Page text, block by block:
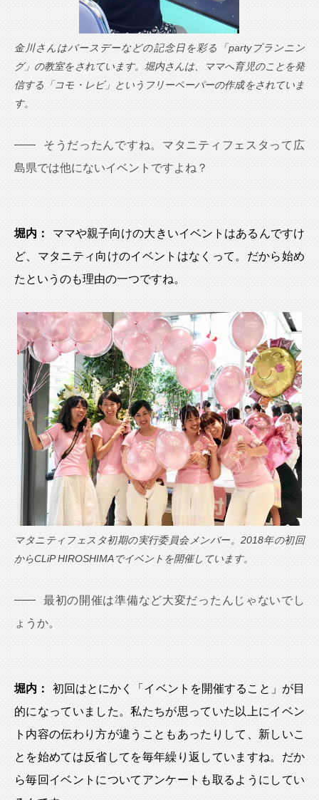
金川さんはバースデーなどの記念日を彩る「partyプランニン
グ」の教室をされています。堀内さんは、ママへ育児のことを発
信する「コモ・レビ」というフリーペーパーの作成をされていま
す。
そうだったんですね。マタニティフェスタって広
島県では他にないイベントですよね？
堀内：
ママや親子向けの大きいイベントはあるんですけ
ど、マタニティ向けのイベントはなくって。だから始め
たというのも理由の一つですね。
マタニティフェスタ初期の実行委員会メンバー。2018年の初回
からCLiP HIROSHIMAでイベントを開催しています。
最初の開催は準備など大変だったんじゃないでし
ょうか。
堀内：
初回はとにかく「イベントを開催すること」が目
的になっていました。私たちが思っていた以上にイベン
ト内容の伝わり方が違うこともあったりして、新しいこ
とを始めては反省してを毎年繰り返していますね。だか
ら毎回イベントについてアンケートも取るようにしてい